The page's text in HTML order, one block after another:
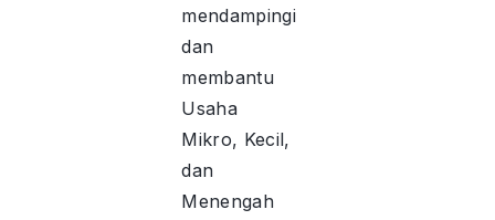
mendampingi
dan
membantu
Usaha
Mikro, Kecil,
dan
Menengah